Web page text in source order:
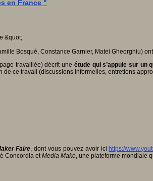
en France "
Bosqué, Constance Garnier, Matei Gheorghiu)
travaillée) décrit une étude qui s’appuie sur un
de ce travail (discussions informelles, entretiens
Faire, dont vous pouvez avoir ici https://
Concordia etMedia Make, une plateforme mondiale